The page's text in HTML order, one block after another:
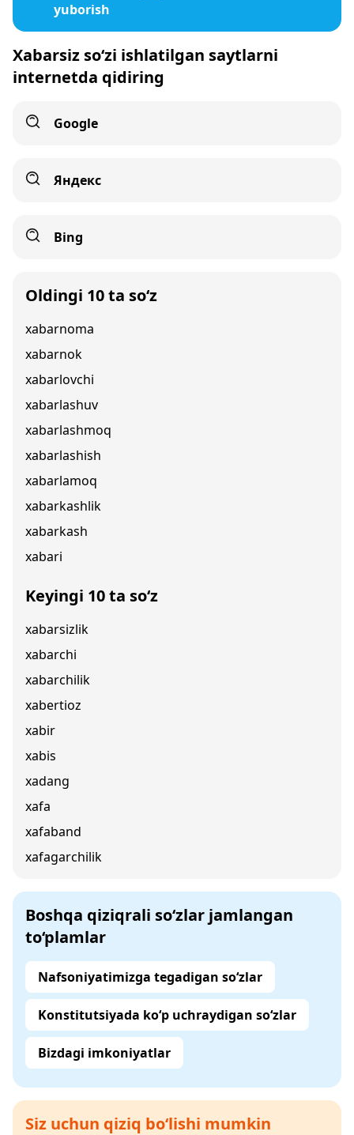
yuborish
Xabarsiz so‘zi ishlatilgan saytlarni
internetda qidiring
Google
Яндекс
Bing
Oldingi 10 ta so‘z
xabarnoma
xabarnok
xabarlovchi
xabarlashuv
xabarlashmoq
xabarlashish
xabarlamoq
xabarkashlik
xabarkash
xabari
Keyingi 10 ta so‘z
xabarsizlik
xabarchi
xabarchilik
xabertioz
xabir
xabis
xadang
xafa
xafaband
xafagarchilik
Boshqa qiziqrali so‘zlar jamlangan
to‘plamlar
Nafsoniyatimizga tegadigan so‘zlar
Konstitutsiyada ko‘p uchraydigan so‘zlar
Bizdagi imkoniyatlar
Siz uchun qiziq bo‘lishi mumkin